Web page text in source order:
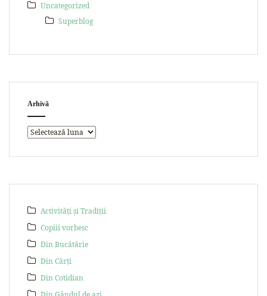
Uncategorized
Superblog
Arhivă
Activități și Tradiții
Copiii vorbesc
Din Bucătărie
Din Cărți
Din Cotidian